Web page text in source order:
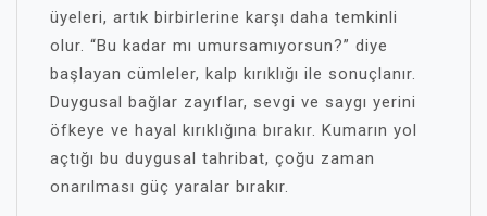
üyeleri, artık birbirlerine karşı daha temkinli
olur. “Bu kadar mı umursamıyorsun?” diye
başlayan cümleler, kalp kırıklığı ile sonuçlanır.
Duygusal bağlar zayıflar, sevgi ve saygı yerini
öfkeye ve hayal kırıklığına bırakır. Kumarın yol
açtığı bu duygusal tahribat, çoğu zaman
onarılması güç yaralar bırakır.